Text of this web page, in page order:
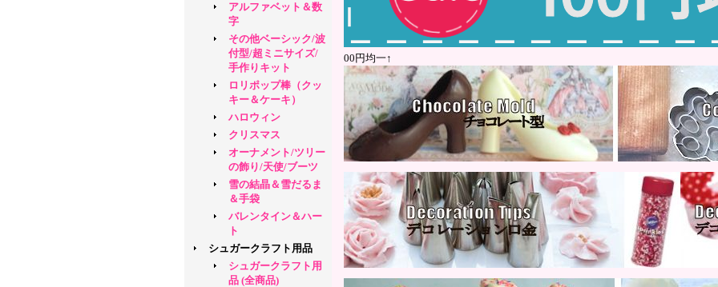
アルファベット＆数
字
その他ベーシック/波
付型/超ミニサイズ/
手作りキット
ロリポップ棒（クッ
キー＆ケーキ）
ハロウィン
クリスマス
オーナメント/ツリー
の飾り/天使/ブーツ
雪の結晶＆雪だるま
＆手袋
バレンタイン＆ハー
ト
シュガークラフト用品
シュガークラフト用
品 (全商品)
00円均一↑